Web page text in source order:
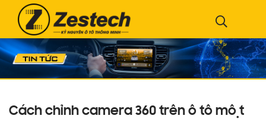
Cách chỉnh camera 360 trên ô tô một